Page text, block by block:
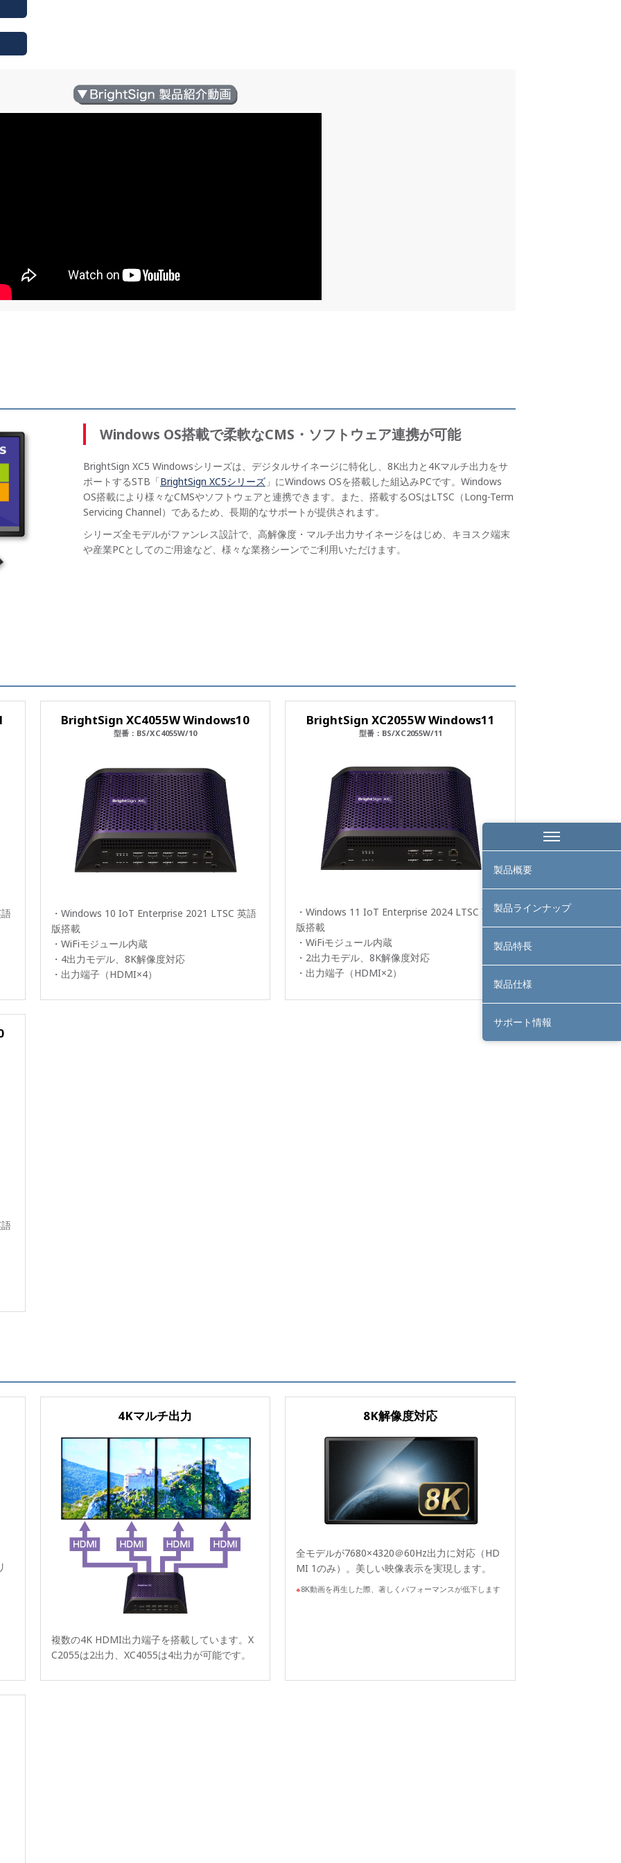
Windows OS搭載で柔軟なCMS・ソフトウェア連携が可能
BrightSign XC5 Windowsシリーズは、デジタルサイネージに特化し、8K出力と4Kマルチ出力をサ
ポートするSTB「BrightSign XC5シリーズ 」にWindows OSを搭載した組込みPCです。Windows
OS搭載により様々なCMSやソフトウェアと連携できます。また、搭載するOSはLTSC（Long-Term
Servicing Channel）であるため、長期的なサポートが提供されます。
シリーズ全モデルがファンレス設計で、高解像度・マルチ出力サイネージをはじめ、キヨスク端末
や産業PCとしてのご用途など、様々な業務シーンでご利用いただけます。
BrightSign XC4055W Windows10
型番：BS/XC4055W/10
・Windows 10 IoT Enterprise 2021 LTSC 英語
版搭載
・WiFiモジュール内蔵
・4出力モデル、8K解像度対応
・出力端子（HDMI×4）
BrightSign XC2055W Windows11
型番：BS/XC2055W/11
・Windows 11 IoT Enterprise 2024 LTSC 英語
版搭載
・WiFiモジュール内蔵
・2出力モデル、8K解像度対応
・出力端子（HDMI×2）
4Kマルチ出力
複数の4K HDMI出力端子を搭載しています。X
C2055は2出力、XC4055は4出力が可能です。
8K解像度対応
全モデルが7680×4320＠60Hz出力に対応（HD
MI 1のみ）。 美しい映像表示を実現します。
8K動画を再生した際、著しくパフォーマンスが低下します
製品概要
製品ラインナップ
製品特長
製品仕様
サポート情報